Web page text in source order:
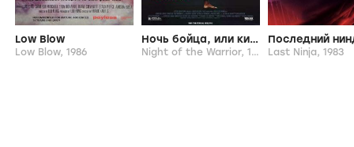
Low Blow
Low Blow, 1986
Ночь бойца, или кикбоксинг в США
Night of the Warrior, 1991
Последний
Last Ninja, 1983